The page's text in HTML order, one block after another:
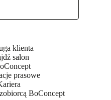
klienta
salon
prasowe
BoConcept